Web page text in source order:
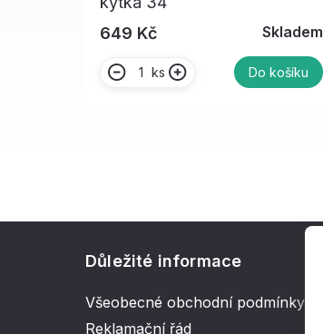
649 Kč
Skladem
ks Do košíku
Důležité informace
Všeobecné obchodní podmínky
Reklamační řád